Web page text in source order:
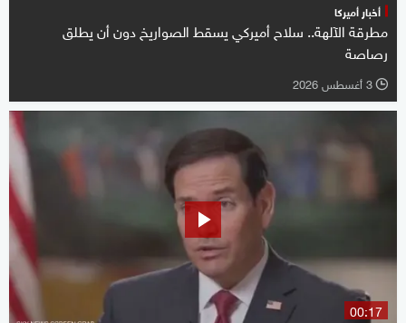
أخبار أميركا
مطرقة الآلهة.. سلاح أميركي يسقط الصواريخ دون أن يطلق
رصاصة
l 3 أغسطس 2026
00:17